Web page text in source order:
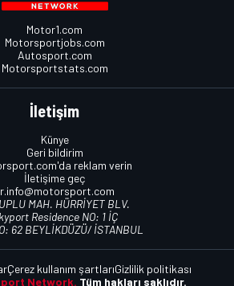
Motor1.com
Motorsportjobs.com
Autosport.com
Motorsportstats.com
İletişim
Künye
Geri bildirim
reklam verin
İletişime geç
MAH. HÜRRİYET BLV.
Residence NO: 1 İÇ
62 BEYLİKDÜZÜ/ İSTANBUL
Network. Tüm hakları saklıdır.
Çerez kullanım şartlarıGizlilik politikası